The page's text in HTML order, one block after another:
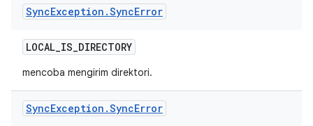
SyncException .SyncError
LOCAL_IS_DIRECTORY
mencoba mengirim direktori.
SyncException .SyncError